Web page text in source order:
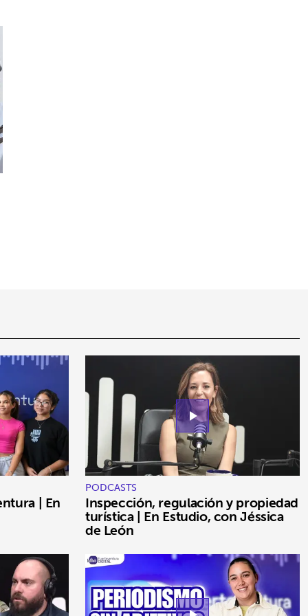
| En
play_arrow
PODCASTS
Inspección, regulación y propiedad
turística | En Estudio, con Jéssica
de León